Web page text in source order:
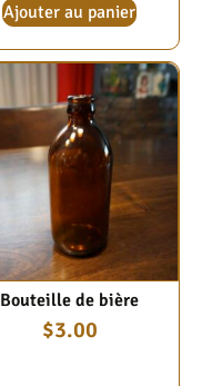
Ajouter au panier
Bouteille de bière
$3.00